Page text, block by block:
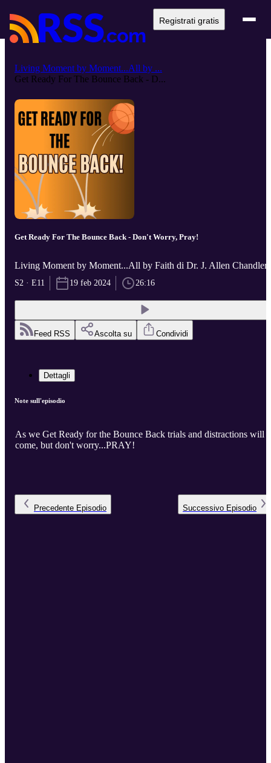
Registrati gratis
Living Moment by Moment...All by ...
Get Ready For The Bounce Back - D...
Get Ready For The Bounce Back - Don't Worry, Pray!
Living Moment by Moment...All by Faith di Dr. J. Allen Chandler
S2 · E11 19 feb 2024 26:16
Feed RSS Ascolta su Condividi
Dettagli
Note sull'episodio
As we Get Ready for the Bounce Back trials and distractions will
come, but don't worry...PRAY!
Precedente Episodio Successivo Episodio